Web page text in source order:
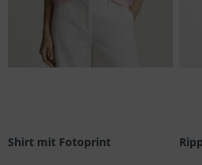
Shirt mit Fotoprint